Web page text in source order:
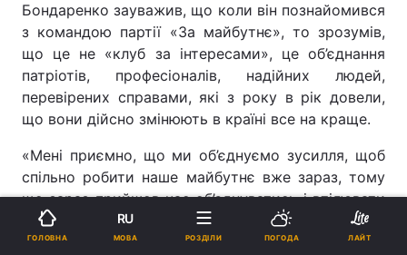
Бондаренко зауважив, що коли він познайомився
з командою партії «За майбутнє», то зрозумів,
що це не «клуб за інтересами», це об’єднання
патріотів, професіоналів, надійних людей,
перевірених справами, які з року в рік довели,
що вони дійсно змінюють в країні все на краще.
«Мені приємно, що ми об’єднуємо зусилля, щоб
спільно робити наше майбутнє вже зараз, тому
що зараз прийшов час об’єднуватись і втілювати
в життя те, що очікують люди, а люди очікують
змін на краще. Я думаю, що ми доведемо своїми
ГОЛОВНА
RU
МОВА РОЗДІЛИ ПОГОДА ЛАЙТ